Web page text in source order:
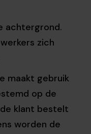
achtergrond.
zich
maakt gebruik
op de
klant bestelt
worden de